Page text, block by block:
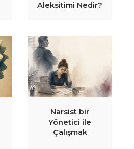
Aleksitimi Nedir?
Narsist bir
Yönetici ile
Çalışmak